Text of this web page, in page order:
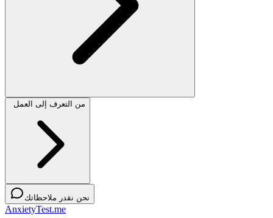
من التعرف إلى العمل
نحن نقدر ملاحظاتك
AnxietyTest.me